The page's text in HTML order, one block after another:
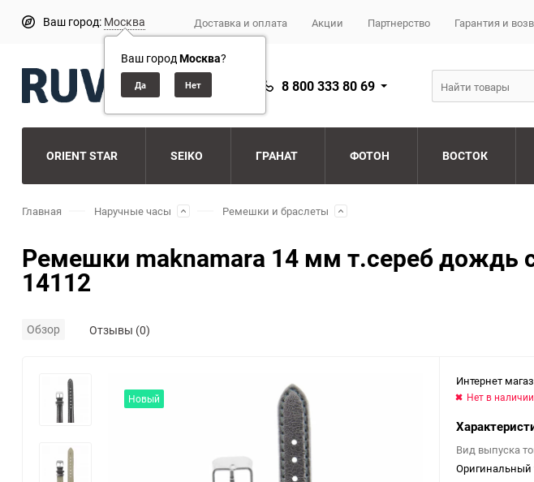
Ваш город: Москва
Ваш городМосква?
Доставка и оплата Акции Партнерство Гарантия и
8 800 333 80 69
ORIENT STAR SEIKO ГРАНАТ ФОТОН ВОСТОК
Главная Наручные часы Ремешки и браслеты
Ремешки maknamara 14 мм т.сереб дождь
14112
Обзор Отзывы (0)
Новый
Интернет
Нет в наличии
Вид выпуска
Оригинальный